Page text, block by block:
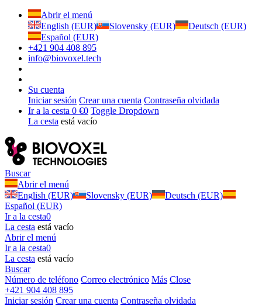
Abrir el menú
English (EUR)
Slovensky (EUR)
Deutsch (EUR)
Español (EUR)
+421 904 408 895
info@biovoxel.tech
Su cuenta
Iniciar sesión Crear una cuenta Contraseña olvidada
Ir a la cesta 0 €0 Toggle Dropdown
La cesta está vacío
Buscar
Abrir el menú
English (EUR)
Slovensky (EUR)
Deutsch (EUR)
Español (EUR)
Ir a la cesta0
La cesta está vacío
Abrir el menú
Ir a la cesta0
La cesta está vacío
Buscar
Número de teléfono Correo electrónico Más Close
+421 904 408 895
Iniciar sesión Crear una cuenta Contraseña olvidada